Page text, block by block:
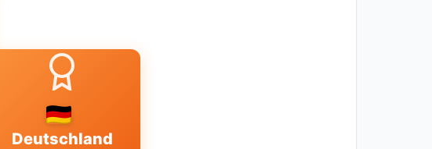
Deutschland